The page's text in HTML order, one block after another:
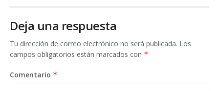
Deja una respuesta
Tu dirección de correo electrónico no será publicada. Los
campos obligatorios están marcados con *
Comentario *